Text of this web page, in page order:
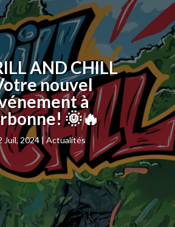
AND CHILL
nouvel
à
🌞🔥
Juil, 2024 Actualités